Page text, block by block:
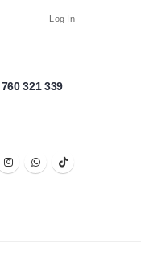
Log In
321 339